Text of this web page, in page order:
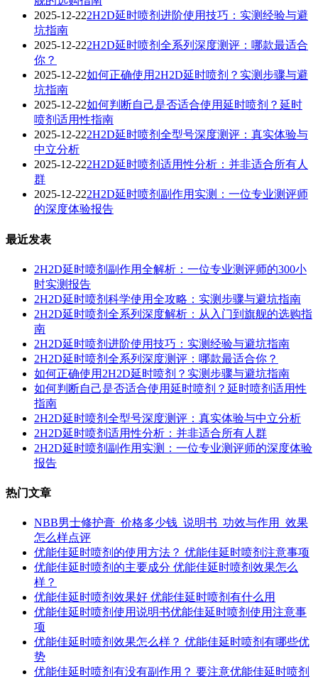
2025-12-222H2D延时喷剂进阶使用技巧：实测经验与避
坑指南
2025-12-222H2D延时喷剂全系列深度测评：哪款最适合
你？
2025-12-22如何正确使用2H2D延时喷剂？实测步骤与避
坑指南
2025-12-22如何判断自己是否适合使用延时喷剂？延时
喷剂适用性指南
2025-12-222H2D延时喷剂全型号深度测评：真实体验与
中立分析
2025-12-222H2D延时喷剂适用性分析：并非适合所有人
群
2025-12-222H2D延时喷剂副作用实测：一位专业测评师
的深度体验报告
最近发表
2H2D延时喷剂副作用全解析：一位专业测评师的300小
时实测报告
2H2D延时喷剂科学使用全攻略：实测步骤与避坑指南
2H2D延时喷剂全系列深度解析：从入门到旗舰的选购指
南
2H2D延时喷剂进阶使用技巧：实测经验与避坑指南
2H2D延时喷剂全系列深度测评：哪款最适合你？
如何正确使用2H2D延时喷剂？实测步骤与避坑指南
如何判断自己是否适合使用延时喷剂？延时喷剂适用性
指南
2H2D延时喷剂全型号深度测评：真实体验与中立分析
2H2D延时喷剂适用性分析：并非适合所有人群
2H2D延时喷剂副作用实测：一位专业测评师的深度体验
报告
热门文章
NBB男士修护膏_价格多少钱_说明书_功效与作用_效果
怎么样点评
优能佳延时喷剂的使用方法？ 优能佳延时喷剂注意事项
优能佳延时喷剂的主要成分 优能佳延时喷剂效果怎么
样？
优能佳延时喷剂效果好 优能佳延时喷剂有什么用
优能佳延时喷剂使用说明书优能佳延时喷剂使用注意事
项
优能佳延时喷剂效果怎么样？ 优能佳延时喷剂有哪些优
势
优能佳延时喷剂有没有副作用？ 要注意优能佳延时喷剂